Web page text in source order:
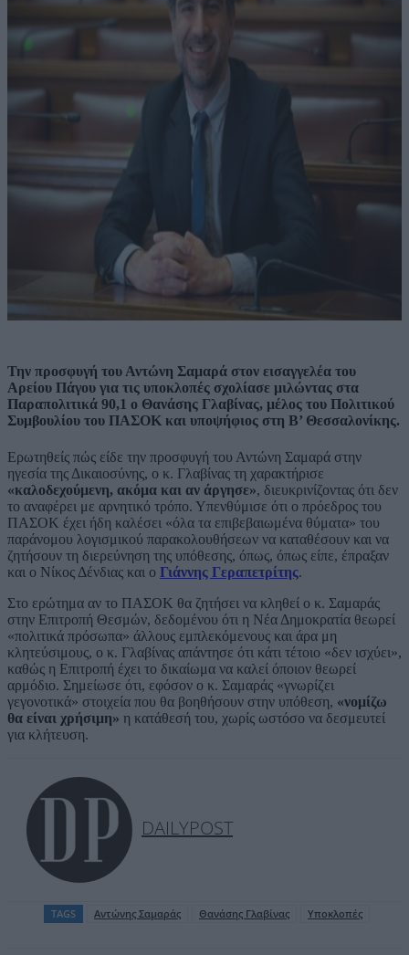
Την προσφυγή του Αντώνη Σαμαρά στον εισαγγελέα του
Αρείου Πάγου για τις υποκλοπές σχολίασε μιλώντας στα
Παραπολιτικά 90,1 ο Θανάσης Γλαβίνας, μέλος του Πολιτικού
Συμβουλίου του ΠΑΣΟΚ και υποψήφιος στη Β’ Θεσσαλονίκης.
Ερωτηθείς πώς είδε την προσφυγή του Αντώνη Σαμαρά στην
ηγεσία της Δικαιοσύνης, ο κ. Γλαβίνας τη χαρακτήρισε
«καλοδεχούμενη, ακόμα και αν άργησε», διευκρινίζοντας ότι δεν
το αναφέρει με αρνητικό τρόπο. Υπενθύμισε ότι ο πρόεδρος του
ΠΑΣΟΚ έχει ήδη καλέσει «όλα τα επιβεβαιωμένα θύματα» του
παράνομου λογισμικού παρακολουθήσεων να καταθέσουν και να
ζητήσουν τη διερεύνηση της υπόθεσης, όπως, όπως είπε, έπραξαν
και ο Νίκος Δένδιας και ο Γιάννης Γεραπετρίτης.
Στο ερώτημα αν το ΠΑΣΟΚ θα ζητήσει να κληθεί ο κ. Σαμαράς
στην Επιτροπή Θεσμών, δεδομένου ότι η Νέα Δημοκρατία θεωρεί
«πολιτικά πρόσωπα» άλλους εμπλεκόμενους και άρα μη
κλητεύσιμους, ο κ. Γλαβίνας απάντησε ότι κάτι τέτοιο «δεν ισχύει»,
καθώς η Επιτροπή έχει το δικαίωμα να καλεί όποιον θεωρεί
αρμόδιο. Σημείωσε ότι, εφόσον ο κ. Σαμαράς «γνωρίζει
γεγονοτικά» στοιχεία που θα βοηθήσουν στην υπόθεση, «νομίζω
θα είναι χρήσιμη» η κατάθεσή του, χωρίς ωστόσο να δεσμευτεί
για κλήτευση.
DAILYPOST
TAGS Αντώνης Σαμαράς Θανάσης Γλαβίνας Υποκλοπές